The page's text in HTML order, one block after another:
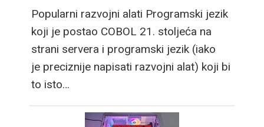
Popularni razvojni alati Programski jezik
koji je postao COBOL 21. stoljeća na
strani servera i programski jezik (iako
je preciznije napisati razvojni alat) koji bi
to isto…